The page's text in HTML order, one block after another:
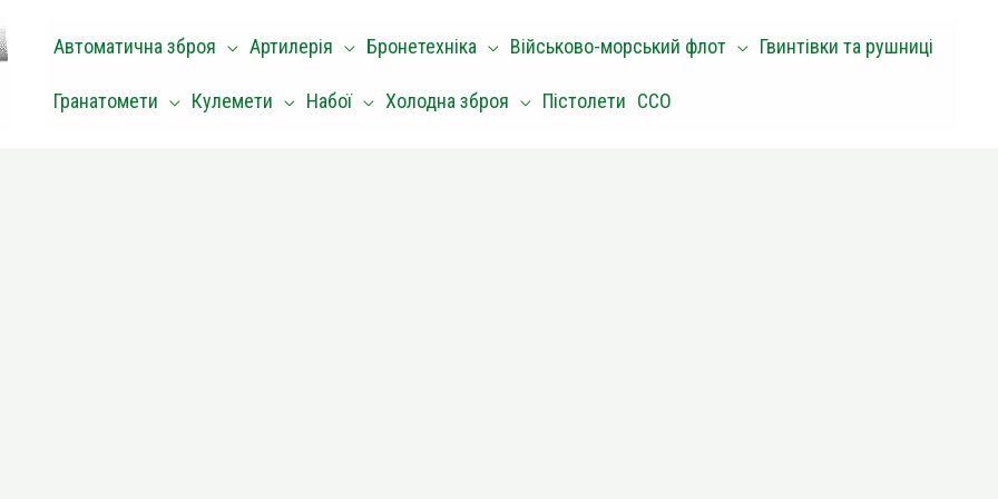
Автоматична зброя Артилерія Бронетехніка Військово-морський флот Гвинтівки та рушниці
Гранатомети Кулемети Набої Холодна зброя Пістолети ССО